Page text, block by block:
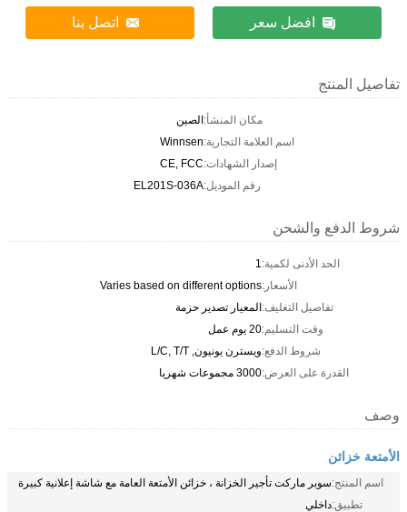
افضل سعر اتصل بنا
تفاصيل المنتج
مكان المنشأ:الصين
اسم العلامة التجارية:Winnsen
إصدار الشهادات:CE, FCC
رقم الموديل:EL201S-036A
شروط الدفع والشحن
الحد الأدنى لكمية:1
الأسعار:Varies based on different options
تفاصيل التغليف:المعيار تصدير حزمة
وقت التسليم:20 يوم عمل
شروط الدفع:ويسترن يونيون, L/C, T/T
القدرة على العرض:3000 مجموعات شهريا
وصف
الأمتعة خزائن
اسم المنتج:سوبر ماركت تأجير الخزانة ، خزائن الأمتعة العامة مع شاشة إعلانية كبيرة
تطبيق:داخلي